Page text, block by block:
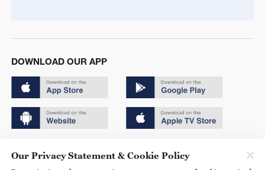
DOWNLOAD OUR APP
京ICP备20000184号
Our Privacy Statement & Cookie Policy